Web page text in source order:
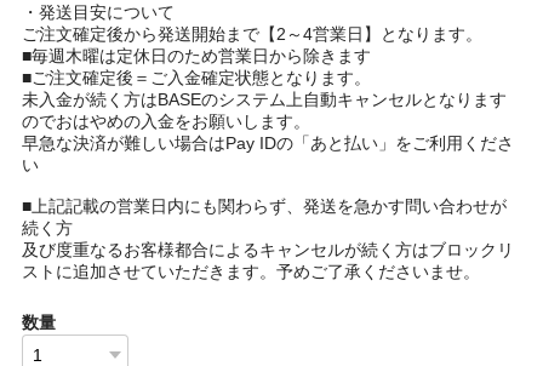
・発送目安について
ご注文確定後から発送開始まで【2～4営業日】となります。
■毎週木曜は定休日のため営業日から除きます
■ご注文確定後＝ご入金確定状態となります。
未入金が続く方はBASEのシステム上自動キャンセルとなります
のでおはやめの入金をお願いします。
早急な決済が難しい場合はPay IDの「あと払い」をご利用くださ
い
■上記記載の営業日内にも関わらず、発送を急かす問い合わせが
続く方
及び度重なるお客様都合によるキャンセルが続く方はブロックリ
ストに追加させていただきます。予めご了承くださいませ。
数量